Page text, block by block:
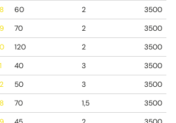
60 2
3500
70 2
3500
120 2
3500
40 3
3500
50 3
3500
70 1,5
3500